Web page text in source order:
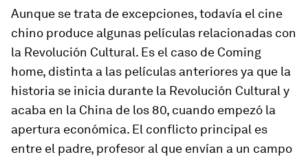
Aunque se trata de excepciones, todavía el cine
chino produce algunas películas relacionadas con
la Revolución Cultural. Es el caso de Coming
home, distinta a las películas anteriores ya que la
historia se inicia durante la Revolución Cultural y
acaba en la China de los 80, cuando empezó la
apertura económica. El conflicto principal es
entre el padre, profesor al que envían a un campo